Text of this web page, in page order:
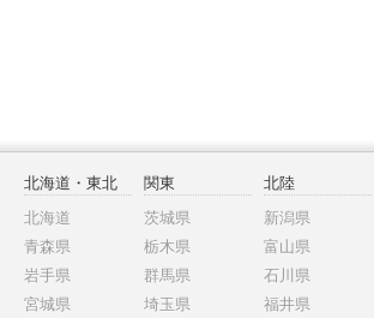
北海道・東北
北海道
青森県
岩手県
宮城県
関東
茨城県
栃木県
群馬県
埼玉県
北陸
新潟県
富山県
石川県
福井県